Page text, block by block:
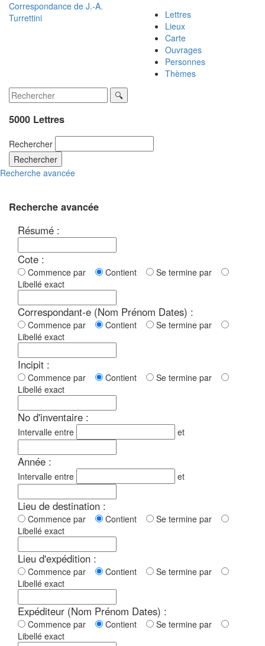
Correspondance de J.-A.
Turrettini
Lettres
Lieux
Carte
Ouvrages
Personnes
Thèmes
5000 Lettres
Rechercher
Rechercher
Recherche avancée
Recherche avancée
Résumé :
Cote :
Commence par Contient
Se termine par
Libellé exact
Correspondant-e (Nom Prénom Dates) :
Commence par Contient
Se termine par
Libellé exact
Incipit :
Commence par Contient
Se termine par
Libellé exact
No d'inventaire :
Intervalle entre et
Année :
Intervalle entre et
Lieu de destination :
Commence par Contient
Se termine par
Libellé exact
Lieu d'expédition :
Commence par Contient
Se termine par
Libellé exact
Expéditeur (Nom Prénom Dates) :
Commence par Contient
Se termine par
Libellé exact